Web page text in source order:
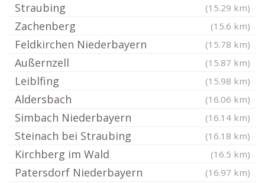
Straubing (15.29 km)
Zachenberg (15.6 km)
Feldkirchen Niederbayern (15.78 km)
Außernzell (15.87 km)
Leiblfing (15.98 km)
Aldersbach (16.06 km)
Simbach Niederbayern (16.14 km)
Steinach bei Straubing (16.18 km)
Kirchberg im Wald (16.5 km)
Patersdorf Niederbayern (16.97 km)